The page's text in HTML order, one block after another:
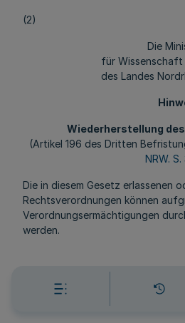
(2)
Die
für Wissenschaft
des Landes
Wiederherstellung
(Artikel 196 des Dritten
NRW.
Die in diesem Gesetz erlassenen
Rechtsverordnungen können
Verordnungsermächtigungen
werden.